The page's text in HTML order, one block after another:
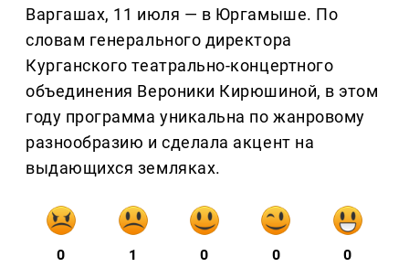
Варгашах, 11 июля — в Юргамыше. По
словам генерального директора
Курганского театрально-концертного
объединения Вероники Кирюшиной, в этом
году программа уникальна по жанровому
разнообразию и сделала акцент на
выдающихся земляках.
0 1 0 0 0